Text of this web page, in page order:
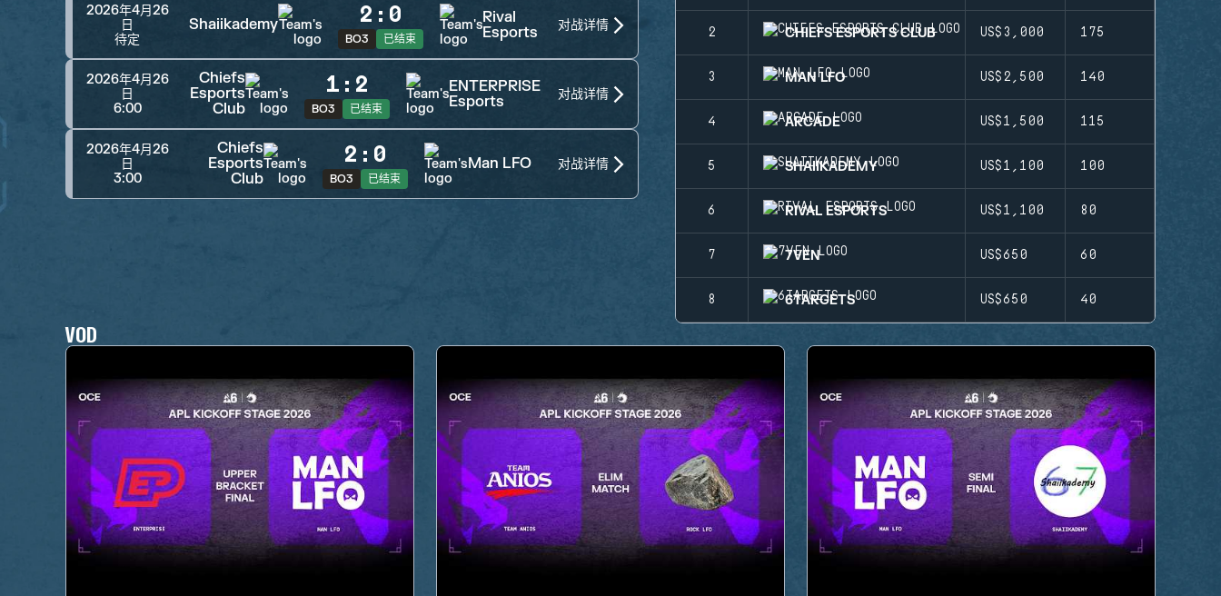
2026年4月26
日
待定
Shaiikademy 2 : 0
BO3 已结束
Rival
Esports
对战详情
2026年4月26
日
6:00
Chiefs
Esports
Club
1 : 2
BO3 已结束
ENTERPRISE
Esports
对战详情
2026年4月26
日
3:00
Chiefs
Esports
Club
2 : 0
BO3 已结束
Man LFO 对战详情
2 CHIEFS ESPORTS CLUB US$3,000 175
3 MAN LFO US$2,500 140
4 ARCADE US$1,500 115
5 SHAIIKADEMY US$1,100 100
6 RIVAL ESPORTS US$1,100 80
7 7VEN US$650 60
8 6TARGETS US$650 40
VOD